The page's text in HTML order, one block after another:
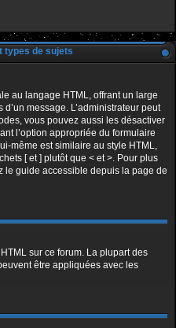
types de sujets
au langage HTML, offrant un large
message. L’administrateur peut
vous pouvez aussi les désactiver
l’option appropriée du formulaire
même est similaire au style HTML,
[ et ] plutôt que < et >. Pour plus
le guide accessible depuis la page de
sur ce forum. La plupart des
être appliquées avec les